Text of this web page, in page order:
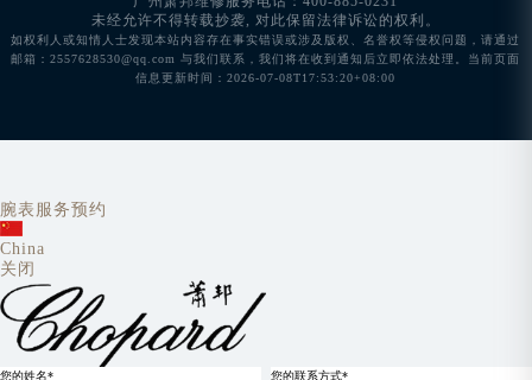
未经允许不得转载抄袭, 对此保留法律诉讼的权利。
如权利人或知情人士发现本站内容存在事实错误或涉及版权、名誉权等侵权问题，请通过
邮箱：2557628530@qq.com 与我们联系，我们将在收到通知后立即依法处理。当前页面
信息更新时间：2026-07-08T17:53:20+08:00
腕表服务预约
China
关闭